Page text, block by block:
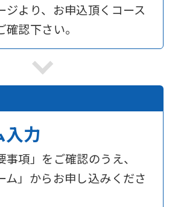
ジより、お申込頂くコース
認下さい。
入力
事項」をご確認のうえ、
ム」からお申し込みくださ